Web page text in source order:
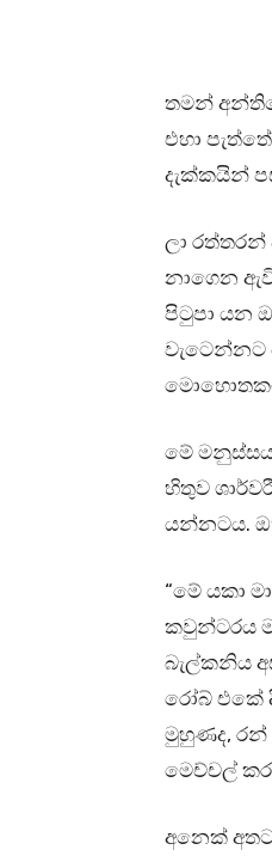
තමන්
එහා
දැක්කයින්
ලා
නාගෙන
පිටුපා යන
වැටෙන්නට
මේ
හිතුව
යන්නටය.
“මේ යකා
කවුන්ටරය
බැල්කනිය
රෝබ් එකේ
මුහුණද, රන්
මෙච්චල්
අනෙක්